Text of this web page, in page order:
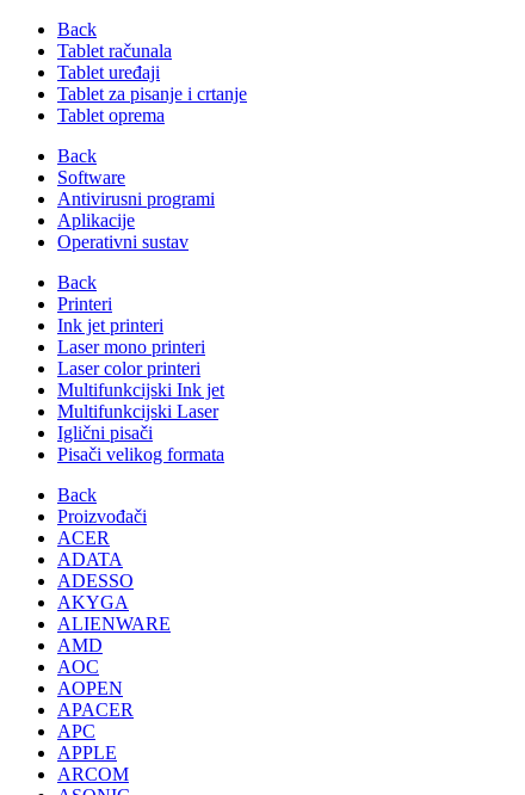
Back
Tablet računala
Tablet uređaji
Tablet za pisanje i crtanje
Tablet oprema
Back
Software
Antivirusni programi
Aplikacije
Operativni sustav
Back
Printeri
Ink jet printeri
Laser mono printeri
Laser color printeri
Multifunkcijski Ink jet
Multifunkcijski Laser
Iglični pisači
Pisači velikog formata
Back
Proizvođači
ACER
ADATA
ADESSO
AKYGA
ALIENWARE
AMD
AOC
AOPEN
APACER
APC
APPLE
ARCOM